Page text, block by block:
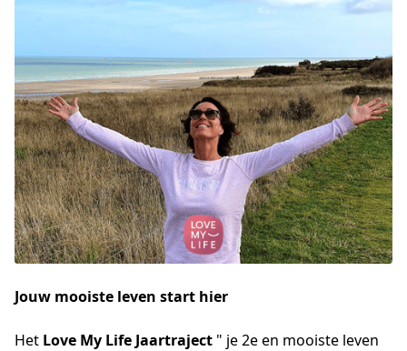
Jouw mooiste leven start hier
Het Love My Life Jaartraject " je 2e en mooiste leven